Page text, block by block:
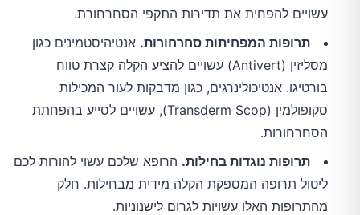
עשויים להפחית את תדירות התקפי הסחרחורת.
תרופות המפחיתות סחרחורות. אנטיהיסטמינים כגון
מסליזין (Antivert) עשויים להציע הקלה קצרת טווח
בורטיגו. אנטיכולינרגים, כגון מדבקות לעור המכילות
סקופולמין (Transderm Scop), עשויים לסייע בהפחתת
הסחרחורות.
תרופות נוגדות בחילות. הרופא שלכם עשוי להורות לכם
ליטול תרופה המספקת הקלה מידית מבחילות. חלק
מהתרופות האלו עשויות לגרום לישנוניות.